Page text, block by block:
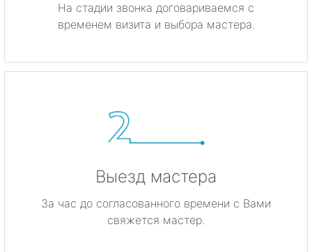
На стадии звонка договариваемся с
временем визита и выбора мастера.
Выезд мастера
За час до согласованного времени с Вами
свяжется мастер.